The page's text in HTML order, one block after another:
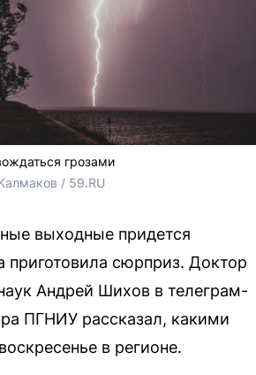
грозами
/ 59.RU
выходные придется
приготовила сюрприз. Доктор
Андрей Шихов в телеграм-
ПГНИУ рассказал, какими
в регионе.